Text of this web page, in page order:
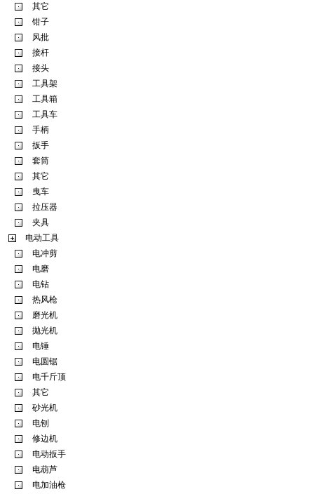
其它
钳子
风批
接杆
接头
工具架
工具箱
工具车
手柄
扳手
套筒
其它
曳车
拉压器
夹具
电动工具
电冲剪
电磨
电钻
热风枪
磨光机
抛光机
电锤
电圆锯
电千斤顶
其它
砂光机
电刨
修边机
电动扳手
电葫芦
电加油枪